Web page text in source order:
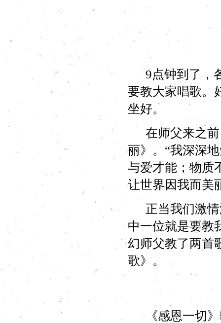
9点钟到了，
要教大家唱歌。
坐好。
在师父来之前
丽》。“我深深
与爱才能；物质
让世界因我而美
正当我们激情
中一位就是要教
幻师父教了两首
歌》。
《感恩一切》